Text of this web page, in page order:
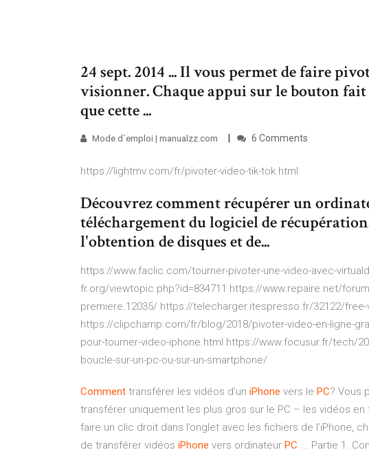
24 sept. 2014 ... Il vous permet de faire
visionner. Chaque appui sur le bouton fait
que cette ...
Mode d`emploi | manualzz.com 6 Comments
https://lightmv.com/fr/pivoter-video-tik-tok.html
Découvrez comment récupérer un
téléchargement du logiciel de
l'obtention de disques et de...
https://www.faclic.com/tourner-pivoter-une-video-avec-
fr.org/viewtopic.php?id=834711 https://www.repaire.net/
premiere.12035/ https://telecharger.itespresso.fr/32122/
https://clipchamp.com/fr/blog/2018/pivoter-video-en-ligne-
pour-tourner-video-iphone.html https://www.focusur.fr/tech/
boucle-sur-un-pc-ou-sur-un-smartphone/
Comment transférer les vidéos d’un iPhone vers le PC? Vous
transférer uniquement les plus gros sur le PC – les vidéos
faire un clic droit dans l’onglet avec les fichiers de l’iPhone,
de transférer vidéos iPhone vers ordinateur PC ... Partie 1.